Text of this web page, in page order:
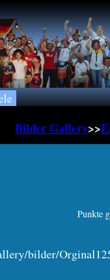
Bilder Gallery>>
Punkte
bilder/